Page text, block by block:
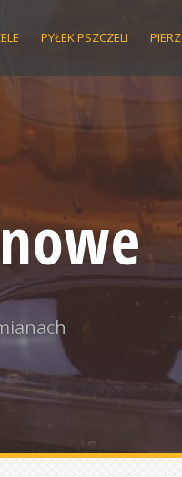
PYŁEK PSZCZELI